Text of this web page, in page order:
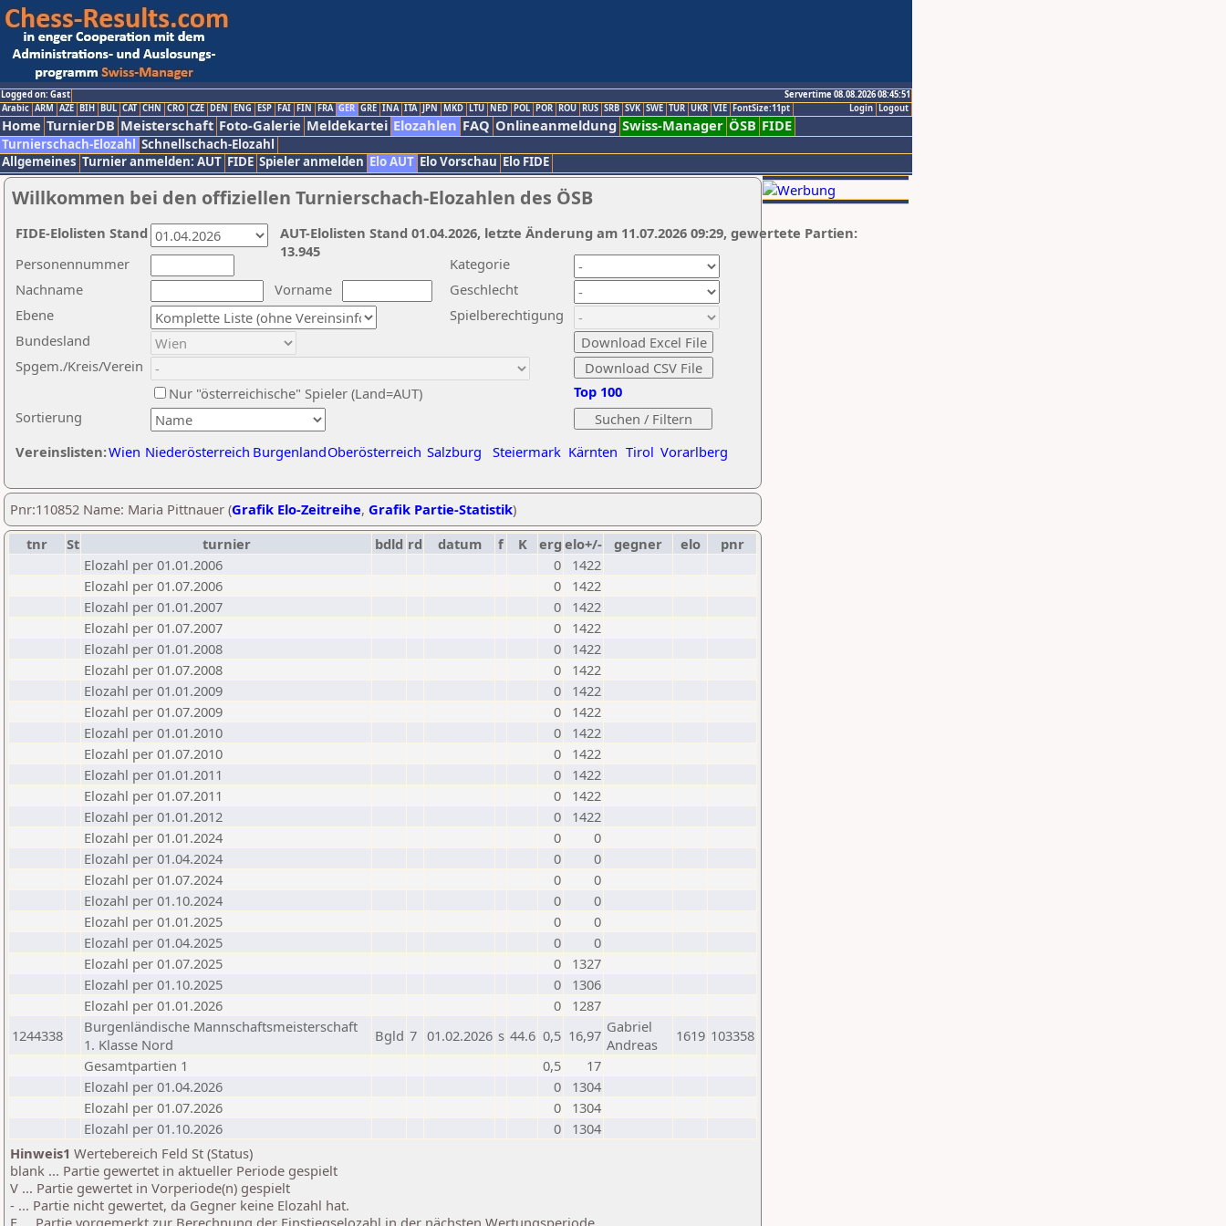
Logged on: Gast
Servertime 08.08.2026 08:45:51
Logout
Login
Arabic ARM AZE BIH BUL CAT CHN CRO CZE DEN ENG ESP FAI FIN FRA GER GRE INA ITA JPN MKD LTU NED POL POR ROU RUS SRB SVK SWE TUR UKR VIE FontSize:11pt
Home TurnierDB Meisterschaft Foto-Galerie Meldekartei Elozahlen FAQ Onlineanmeldung Swiss-Manager ÖSB FIDE
Turnierschach-Elozahl Schnellschach-Elozahl
Allgemeines Turnier anmelden: AUT FIDE Spieler anmelden Elo AUT Elo Vorschau Elo FIDE
Willkommen bei den offiziellen Turnierschach-Elozahlen des ÖSB
Nachname
Vorname
Ebene
Kategorie
Sortierung
Personennummer
Bundesland
Spgem./Kreis/Verein
Geschlecht
Nur "österreichische" Spieler (Land=AUT)
Spielberechtigung
Vereinslisten:Wien Niederösterreich BurgenlandOberösterreich Salzburg Steiermark Kärnten Tirol Vorarlberg
Top 100
AUT-Elolisten Stand 01.04.2026, letzte Änderung am 11.07.2026 09:29, gewertete Partien:
13.945
FIDE-Elolisten Stand
Pnr:110852 Name: Maria Pittnauer (Grafik Elo-Zeitreihe, Grafik Partie-Statistik)
tnr
St turnier bdld rd datum f K erg elo+/- gegner elo
pnr
Elozahl per 01.01.2006
0
1422
Elozahl per 01.07.2006
0
1422
Elozahl per 01.01.2007
0
1422
Elozahl per 01.07.2007
0
1422
Elozahl per 01.01.2008
0
1422
Elozahl per 01.07.2008
0
1422
Elozahl per 01.01.2009
0
1422
Elozahl per 01.07.2009
0
1422
Elozahl per 01.01.2010
0
1422
Elozahl per 01.07.2010
0
1422
Elozahl per 01.01.2011
0
1422
Elozahl per 01.07.2011
0
1422
Elozahl per 01.01.2012
0
1422
Elozahl per 01.01.2024
0
0
Elozahl per 01.04.2024
0
0
Elozahl per 01.07.2024
0
0
Elozahl per 01.10.2024
0
0
Elozahl per 01.01.2025
0
0
Elozahl per 01.04.2025
0
0
Elozahl per 01.07.2025
0
1327
Elozahl per 01.10.2025
0
1306
Elozahl per 01.01.2026
0
1287
1244338
Burgenländische Mannschaftsmeisterschaft
1. Klasse Nord
Bgld 7 01.02.2026 s 44.6 0,5 16,97 Gabriel
Andreas
1619 103358
Gesamtpartien 1
0,5
17
Elozahl per 01.04.2026
0
1304
Elozahl per 01.07.2026
0
1304
Elozahl per 01.10.2026
0
1304
Hinweis1 Wertebereich Feld St (Status)
blank ... Partie gewertet in aktueller Periode gespielt
V ... Partie gewertet in Vorperiode(n) gespielt
- ... Partie nicht gewertet, da Gegner keine Elozahl hat.
E ... Partie vorgemerkt zur Berechnung der Einstiegselozahl in der nächsten Wertungsperiode.